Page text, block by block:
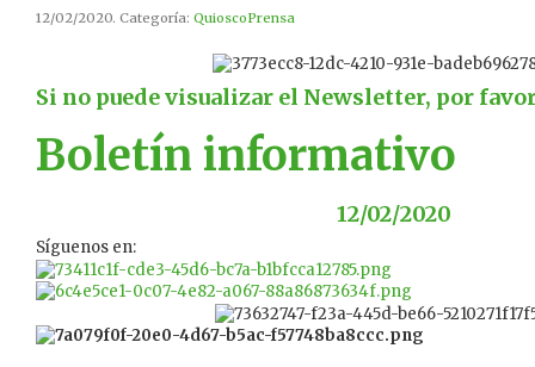
12/02/2020. Categoría: QuioscoPrensa
Si no puede visualizar el Newsletter, por
Boletín informativo
12/02/2020
Síguenos en: